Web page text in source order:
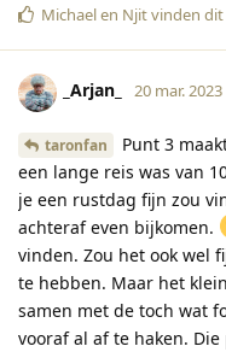
Michaelen Njitvinden
_Arjan_ 20 mar. 2023
taronfan
Punt 3
een lange reis was van
je een rustdag fijn zou
achteraf even bijkomen.
vinden. Zou het ook wel
te hebben. Maar het
samen met de toch wat
vooraf al af te haken.